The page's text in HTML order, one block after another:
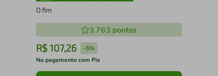
O fim
3.763 pontos
R$ 107,26 -5%
No pagamento com Pix